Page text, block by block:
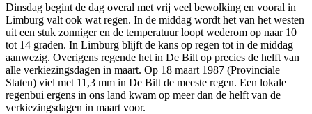
Dinsdag begint de dag overal met vrij veel bewolking en vooral in
Limburg valt ook wat regen. In de middag wordt het van het westen
uit een stuk zonniger en de temperatuur loopt wederom op naar 10
tot 14 graden. In Limburg blijft de kans op regen tot in de middag
aanwezig. Overigens regende het in De Bilt op precies de helft van
alle verkiezingsdagen in maart. Op 18 maart 1987 (Provinciale
Staten) viel met 11,3 mm in De Bilt de meeste regen. Een lokale
regenbui ergens in ons land kwam op meer dan de helft van de
verkiezingsdagen in maart voor.